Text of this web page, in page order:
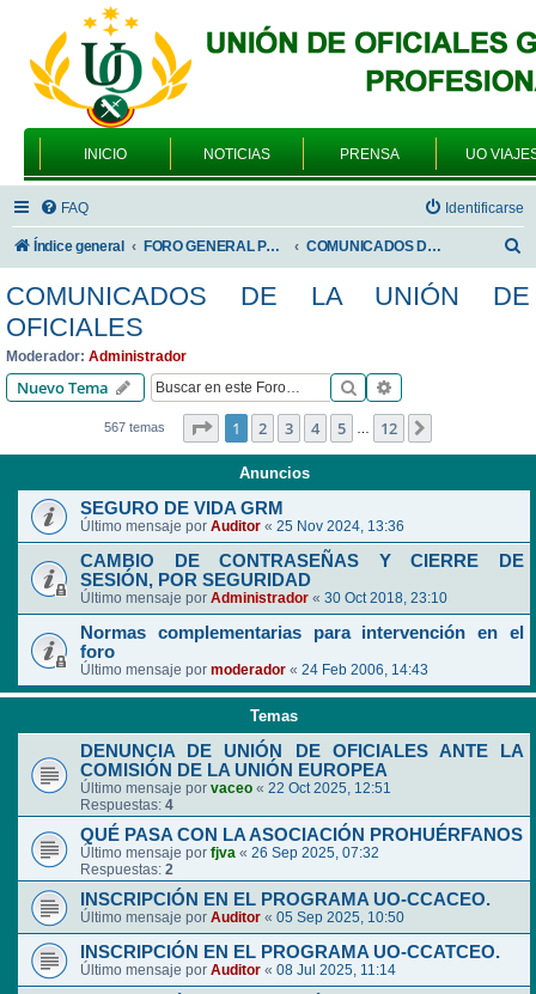
INICIO NOTICIAS PRENSA UO
FAQ Identificarse
Índice general FORO GENERAL PARA TODOS LOS USUARIOS COMUNICADOS DE LA UNIÓN DE OFICIALES
s
COMUNICADOS DE LA UNIÓN DE
OFICIALES
Moderador: Administrador
Nuevo Tema Buscar
567 temas Página de 12
1 2 3 4 5 … 12
Anuncios
SEGURO DE VIDA GRM
Último mensaje por Auditor « 25 Nov 2024, 13:36
CAMBIO DE CONTRASEÑAS Y CIERRE DE
SESIÓN, POR SEGURIDAD
Último mensaje por Administrador « 30 Oct 2018, 23:10
Normas complementarias para intervención en el
foro
Último mensaje por moderador « 24 Feb 2006, 14:43
Temas
DENUNCIA DE UNIÓN DE OFICIALES ANTE LA
COMISIÓN DE LA UNIÓN EUROPEA
Último mensaje por vaceo « 22 Oct 2025, 12:51
Respuestas: 4
QUÉ PASA CON LA ASOCIACIÓN PROHUÉRFANOS
Último mensaje por fjva « 26 Sep 2025, 07:32
Respuestas: 2
INSCRIPCIÓN EN EL PROGRAMA UO-CCACEO.
Último mensaje por Auditor « 05 Sep 2025, 10:50
INSCRIPCIÓN EN EL PROGRAMA UO-CCATCEO.
Último mensaje por Auditor « 08 Jul 2025, 11:14